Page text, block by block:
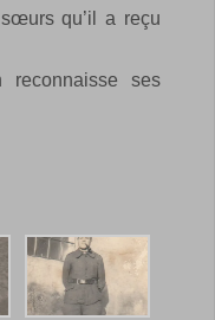
qu’il a reçu
reconnaisse ses